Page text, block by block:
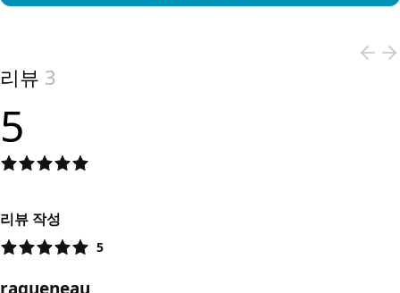
리뷰 3
5
리뷰 작성
5